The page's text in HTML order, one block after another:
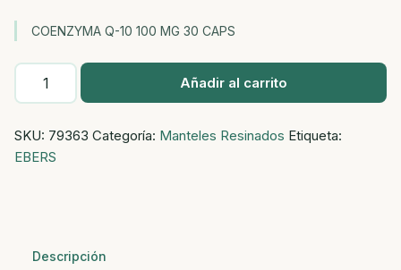
COENZYMA Q-10 100 MG 30 CAPS
COENZYMA
100
MG
Añadir al carrito
SKU: 79363 Categoría: Manteles Resinados Etiqueta:
EBERS
Descripción